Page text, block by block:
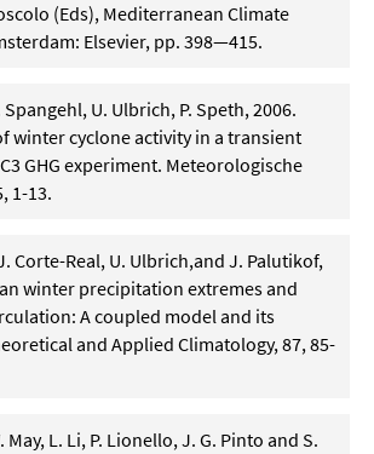
(Eds), Mediterranean Climate
Elsevier, pp. 398—415.
Spangehl, U. Ulbrich, P. Speth, 2006.
winter cyclone activity in a transient
GHG experiment. Meteorologische
1-13.
Corte-Real, U. Ulbrich,and J. Palutikof,
winter precipitation extremes and
A coupled model and its
and Applied Climatology, 87, 85-
May, L. Li, P. Lionello, J. G. Pinto and S.